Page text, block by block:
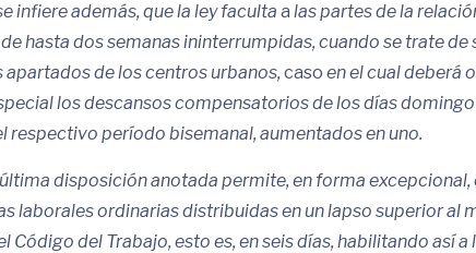
infiere además, que la ley faculta a las partes de la
hasta dos semanas ininterrumpidas, cuando se trate de
de los centros urbanos, caso en el cual deberá
los descansos compensatorios de los días
respectivo período bisemanal, aumentados en uno.
disposición anotada permite, en forma excepcional,
laborales ordinarias distribuidas en un lapso superior al
Código del Trabajo, esto es, en seis días, habilitando así a